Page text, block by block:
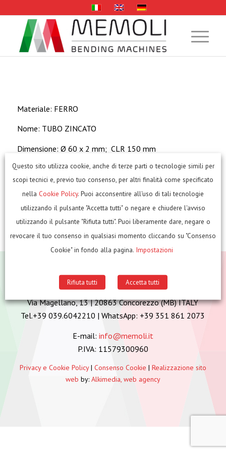
Materiale: FERRO
Nome: TUBO ZINCATO
Dimensione: Ø 60 x 2 mm; CLR 150 mm
MEMOLI BENDING MACHINES s.r.l.
Via Magellano, 13 | 20863 Concorezzo (MB) ITALY
Tel.+39 039.6042210 | WhatsApp: +39 351 861 2073
E-mail: info@memoli.it
P.IVA: 11579300960
Privacy e Cookie Policy| Consenso Cookie | Realizzazione sito
web by: Alkimedia, web agency
Questo sito utilizza cookie, anche di terze parti o tecnologie simili per
scopi tecnici e, previo tuo consenso, per altri finalità come specificato
nella Cookie Policy. Puoi acconsentire all'uso di tali tecnologie
utilizzando il pulsante "Accetta tutti" o negare e chiudere l'avviso
utilizzando il pulsante "Rifiuta tutti". Puoi liberamente dare, negare o
revocare il tuo consenso in qualsiasi momento cliccando su "Consenso
Cookie" in fondo alla pagina. Impostazioni
Rifiuta tutti Accetta tutti